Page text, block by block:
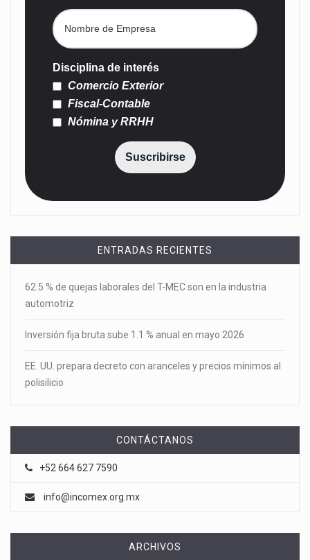
Disciplina de interés
Comercio Exterior
Fiscal-Contable
Nómina y RRHH
Suscribirse
ENTRADAS RECIENTES
62.5 % de quejas laborales del T-MEC son en la industria
automotriz
Inversión fija bruta sube 1.1 % anual en mayo 2026
EE. UU. prepara decreto con aranceles y precios mínimos al
polisilicio
CONTÁCTANOS
+52 664 627 7590
info@incomex.org.mx
ARCHIVOS